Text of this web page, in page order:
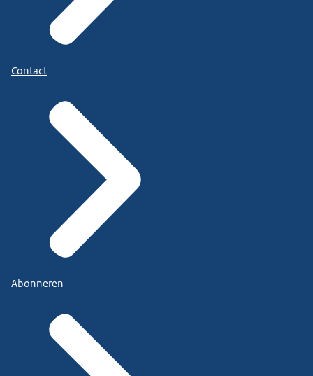
Contact
Abonneren